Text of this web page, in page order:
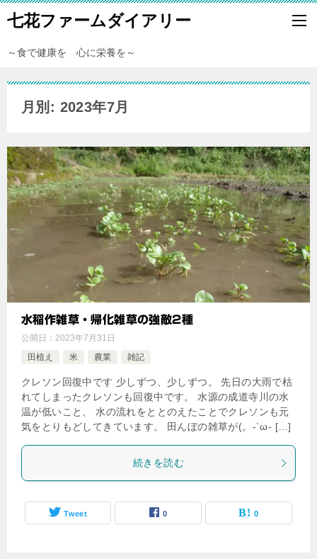
七花ファームダイアリー
～食で健康を 心に栄養を～
月別: 2023年7月
水稲作雑草・帰化雑草の強敵2種
公開日： 2023年7月31日
田植え
米 農業 雑記
クレソン回復中です 少しずつ、少しずつ。 先日の大雨で枯
れてしまったクレソンも回復中です。 水源の成道寺川の水
温が低いこと、 水の流れをととのえたことでクレソンも元
気をとりもどしてきています。 田んぼの雑草が(。-`ω- […]
続きを読む
Tweet 0 0